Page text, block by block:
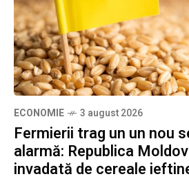
ECONOMIE 3 august 2026
Fermierii trag un un nou
alarmă: Republica
invadată de cereale